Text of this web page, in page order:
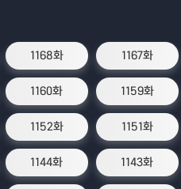
1168화 1167화
1160화 1159화
1152화 1151화
1144화 1143화